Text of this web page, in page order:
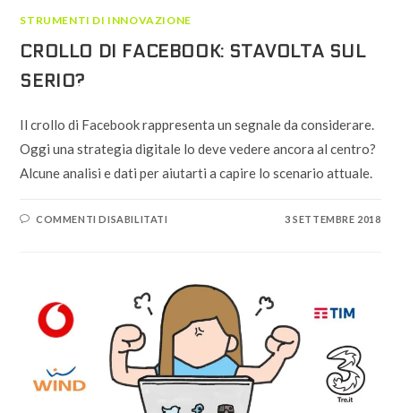
STRUMENTI DI INNOVAZIONE
CROLLO DI FACEBOOK: STAVOLTA SUL
SERIO?
Il crollo di Facebook rappresenta un segnale da considerare.
Oggi una strategia digitale lo deve vedere ancora al centro?
Alcune analisi e dati per aiutarti a capire lo scenario attuale.
COMMENTI DISABILITATI
SERIO?
3 SETTEMBRE 2018